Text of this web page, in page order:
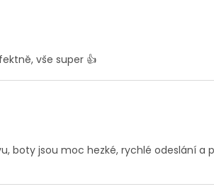
vše super 👍
boty jsou moc hezké, rychlé odeslání a